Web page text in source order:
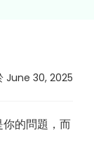
June 30, 2025
的問題，而